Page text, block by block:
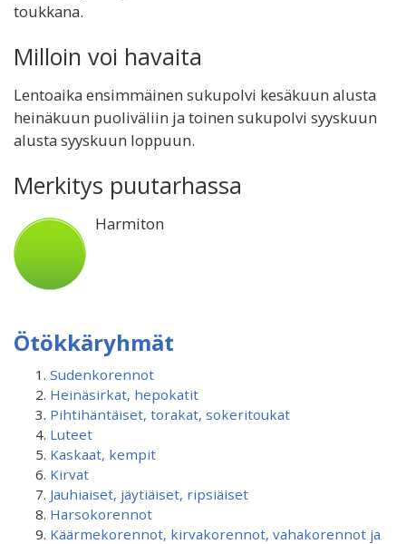
toukkana.
Milloin voi havaita
Lentoaika ensimmäinen sukupolvi kesäkuun alusta
heinäkuun puoliväliin ja toinen sukupolvi syyskuun
alusta syyskuun loppuun.
Merkitys puutarhassa
Harmiton
Ötökkäryhmät
Sudenkorennot
Heinäsirkat, hepokatit
Pihtihäntäiset, torakat, sokeritoukat
Luteet
Kaskaat, kempit
Kirvat
Jauhiaiset, jäytiäiset, ripsiäiset
Harsokorennot
Käärmekorennot, kirvakorennot, vahakorennot ja